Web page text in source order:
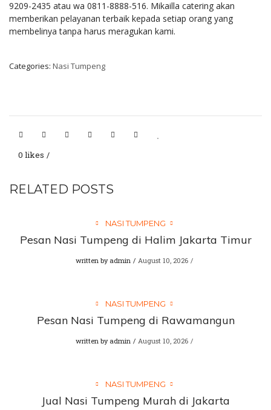
9209-2435 atau wa 0811-8888-516. Mikailla catering akan
memberikan pelayanan terbaik kepada setiap orang yang
membelinya tanpa harus meragukan kami.
Categories: Nasi Tumpeng
0 likes
RELATED POSTS
NASI TUMPENG
Pesan Nasi Tumpeng di Halim Jakarta Timur
written by admin August 10, 2026
NASI TUMPENG
Pesan Nasi Tumpeng di Rawamangun
written by admin August 10, 2026
NASI TUMPENG
Jual Nasi Tumpeng Murah di Jakarta